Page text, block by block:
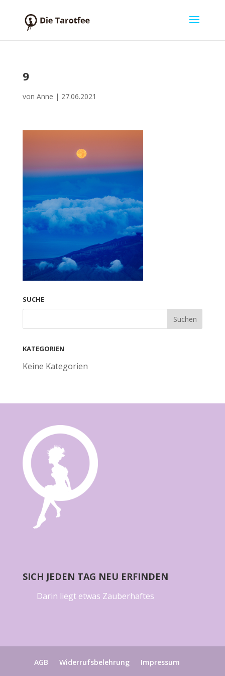
9
von Anne | 27.06.2021
SUCHE
KATEGORIEN
Keine Kategorien
SICH JEDEN TAG NEU ERFINDEN
Darin liegt etwas Zauberhaftes
AGB Widerrufsbelehrung
Impressum